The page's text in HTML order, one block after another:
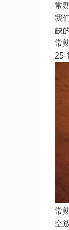
常
我
缺
常
25-
常
空